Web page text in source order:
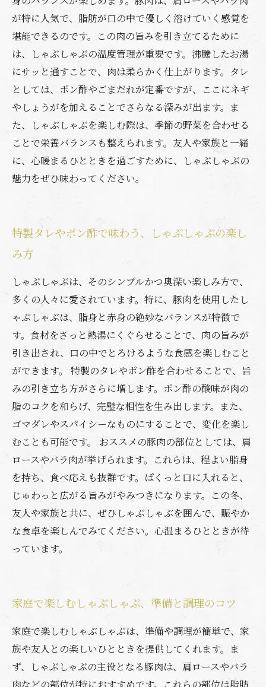
が特に人気で、脂肪が口の中で優しく溶けていく感覚を
堪能できるのです。この肉の旨みを引き立てるために
は、しゃぶしゃぶの温度管理が重要です。沸騰したお湯
にサッと通すことで、肉は柔らかく仕上がります。タレ
としては、ポン酢やごまだれが定番ですが、ここにネギ
やしょうがを加えることでさらなる深みが出ます。ま
た、しゃぶしゃぶを楽しむ際は、季節の野菜を合わせる
ことで栄養バランスも整えられます。友人や家族と一緒
に、心暖まるひとときを過ごすために、しゃぶしゃぶの
魅力をぜひ味わってください。
特製タレやポン酢で味わう、しゃぶしゃぶの楽し
み方
しゃぶしゃぶは、そのシンプルかつ奥深い楽しみ方で、
多くの人々に愛されています。特に、豚肉を使用したし
ゃぶしゃぶは、脂身と赤身の絶妙なバランスが特徴で
す。食材をさっと熱湯にくぐらせることで、肉の旨みが
引き出され、口の中でとろけるような食感を楽しむこと
ができます。 特製のタレやポン酢を合わせることで、旨
みの引き立ち方がさらに増します。ポン酢の酸味が肉の
脂のコクを和らげ、完璧な相性を生み出します。また、
ゴマダレやスパイシーなものにすることで、変化を楽し
むことも可能です。 おススメの豚肉の部位としては、肩
ロースやバラ肉が挙げられます。これらは、程よい脂身
を持ち、食べ応えも抜群です。ぱくっと口に入れると、
じゅわっと広がる旨みがやみつきになります。この冬、
友人や家族と共に、ぜひしゃぶしゃぶを囲んで、賑やか
な食卓を楽しんでみてください。心温まるひとときが待
っています。
家庭で楽しむしゃぶしゃぶ、準備と調理のコツ
家庭で楽しむしゃぶしゃぶは、準備や調理が簡単で、家
族や友人との楽しいひとときを提供してくれます。ま
ず、しゃぶしゃぶの主役となる豚肉は、肩ロースやバラ